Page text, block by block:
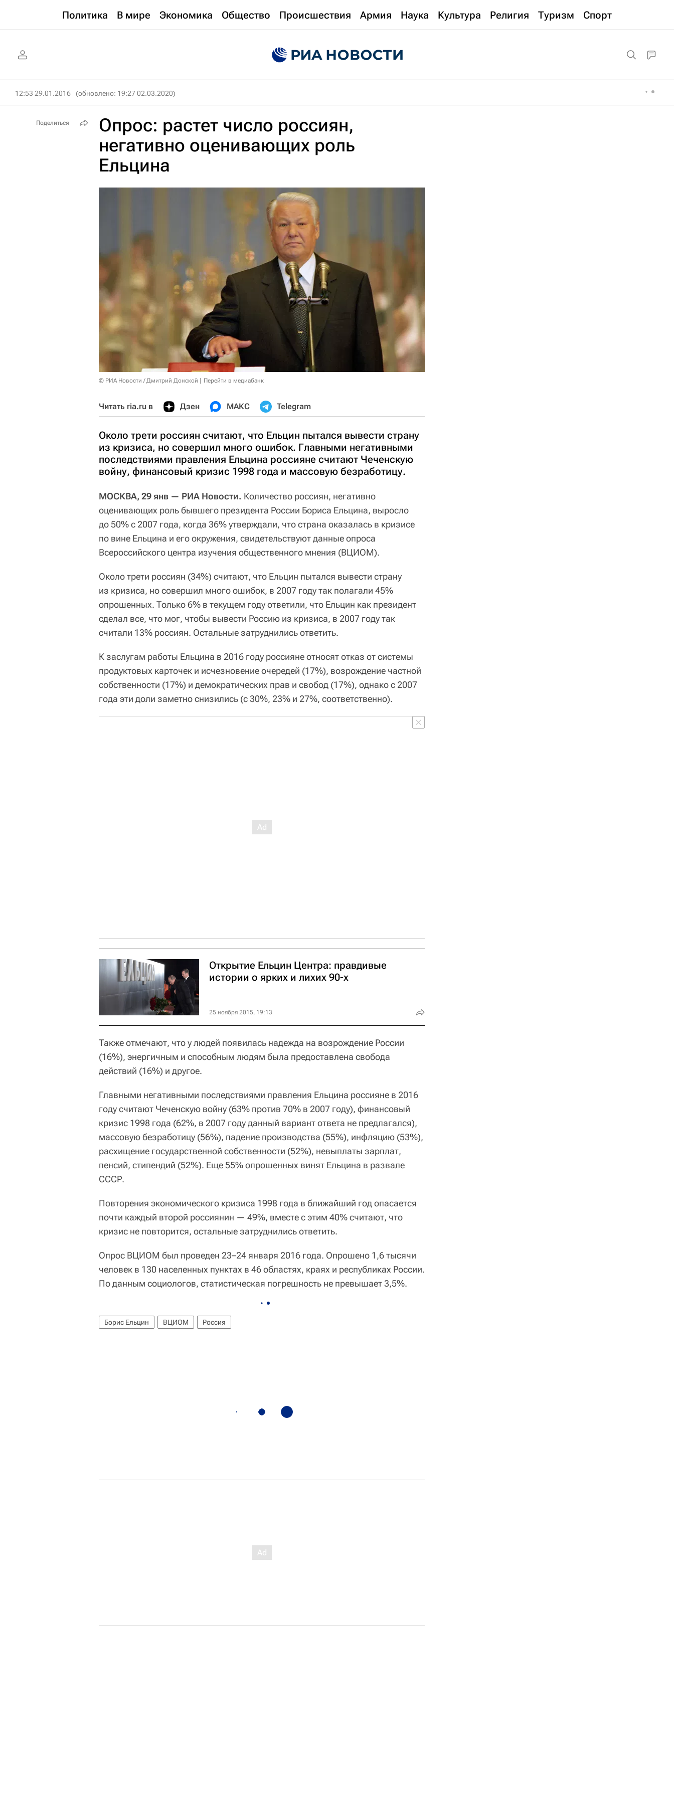
Политика В мире Экономика Общество Происшествия Армия Наука Культура Религия Туризм Спорт
12:53 29.01.2016 (обновлено: 19:27 02.03.2020)
Опрос: растет число россиян,
негативно оценивающих роль
Ельцина
© РИА Новости / Дмитрий Донской Перейти в медиабанк
Читать ria.ru в Дзен МАКС Telegram
Около трети россиян считают, что Ельцин пытался вывести страну
из кризиса, но совершил много ошибок. Главными негативными
последствиями правления Ельцина россияне считают Чеченскую
войну, финансовый кризис 1998 года и массовую безработицу.
МОСКВА, 29 янв — РИА Новости. Количество россиян, негативно
оценивающих роль бывшего президента России Бориса Ельцина, выросло
до 50% с 2007 года, когда 36% утверждали, что страна оказалась в кризисе
по вине Ельцина и его окружения, свидетельствуют данные опроса
Всероссийского центра изучения общественного мнения (ВЦИОМ).
Около трети россиян (34%) считают, что Ельцин пытался вывести страну
из кризиса, но совершил много ошибок, в 2007 году так полагали 45%
опрошенных. Только 6% в текущем году ответили, что Ельцин как президент
сделал все, что мог, чтобы вывести Россию из кризиса, в 2007 году так
считали 13% россиян. Остальные затруднились ответить.
К заслугам работы Ельцина в 2016 году россияне относят отказ от системы
продуктовых карточек и исчезновение очередей (17%), возрождение частной
собственности (17%) и демократических прав и свобод (17%), однако с 2007
года эти доли заметно снизились (с 30%, 23% и 27%, соответственно).
Открытие Ельцин Центра: правдивые
истории о ярких и лихих 90-х
25 ноября 2015, 19:13
Также отмечают, что у людей появилась надежда на возрождение России
(16%), энергичным и способным людям была предоставлена свобода
действий (16%) и другое.
Главными негативными последствиями правления Ельцина россияне в 2016
году считают Чеченскую войну (63% против 70% в 2007 году), финансовый
кризис 1998 года (62%, в 2007 году данный вариант ответа не предлагался),
массовую безработицу (56%), падение производства (55%), инфляцию (53%),
расхищение государственной собственности (52%), невыплаты зарплат,
пенсий, стипендий (52%). Еще 55% опрошенных винят Ельцина в развале
СССР.
Повторения экономического кризиса 1998 года в ближайший год опасается
почти каждый второй россиянин — 49%, вместе с этим 40% считают, что
кризис не повторится, остальные затруднились ответить.
Опрос ВЦИОМ был проведен 23–24 января 2016 года. Опрошено 1,6 тысячи
человек в 130 населенных пунктах в 46 областях, краях и республиках России.
По данным социологов, статистическая погрешность не превышает 3,5%.
Борис Ельцин ВЦИОМ Россия
Поделиться